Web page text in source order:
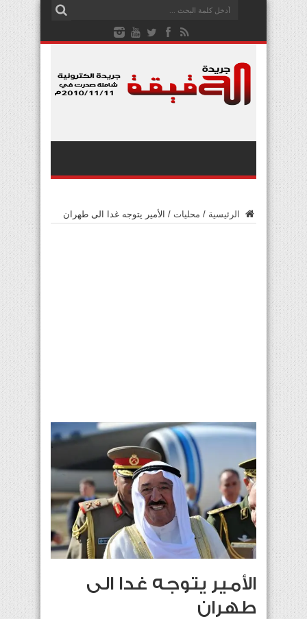
الرئيسية / محليات / الأمير يتوجه غدا الى طهران
الأمير يتوجه غدا الى
طهران